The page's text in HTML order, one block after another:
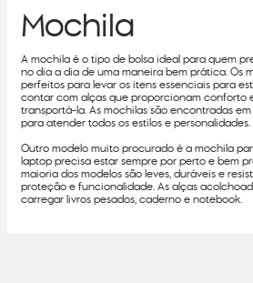
Mochila
A mochila é o tipo de bolsa ideal para quem
no dia a dia de uma maneira bem prática. Os
perfeitos para levar os itens essenciais para
contar com alças que proporcionam conforto
transportá-la. As mochilas são encontradas
para atender todos os estilos e personalidades.
Outro modelo muito procurado é a mochila
laptop precisa estar sempre por perto e bem
maioria dos modelos são leves, duráveis e
proteção e funcionalidade. As alças
carregar livros pesados, caderno e notebook.